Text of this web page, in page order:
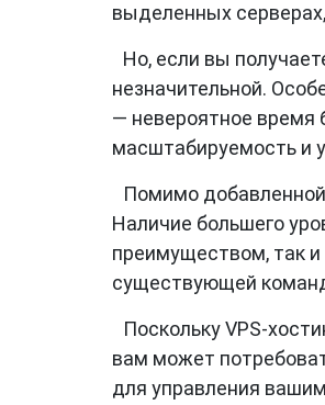
выделенных
Но, если вы
незначительной.
— невероятное время
масштабируемость и
Помимо добавленной
Наличие большего
преимуществом, так
существующей
Поскольку VPS-
вам может
для управления